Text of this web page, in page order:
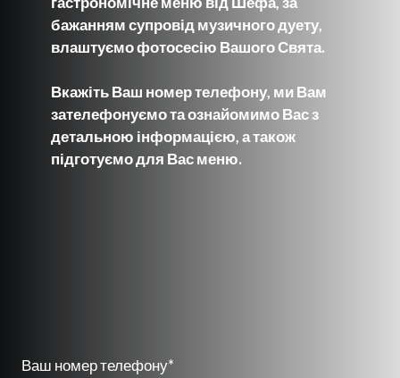
бажанням супровід музичного дуету,
влаштуємо фотосесію Вашого Свята.
Вкажіть Ваш номер телефону, ми Вам
зателефонуємо та ознайомимо Вас з
детальною інформацією, а також
підготуємо для Вас меню.
Ваш номер телефону*